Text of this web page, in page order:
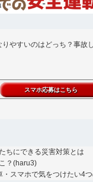
やすいのはどっち？事故
ちにできる災害対策とは
？(haru3)
スマホで気をつけたい4つ